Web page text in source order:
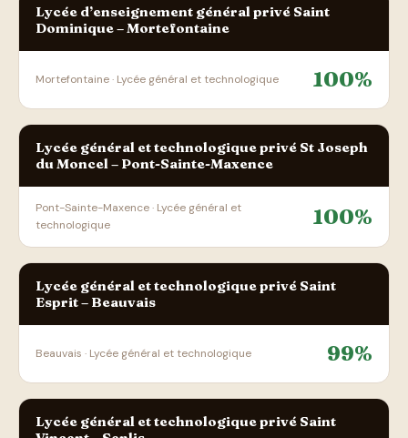
Lycée d’enseignement général privé Saint
Dominique – Mortefontaine
Mortefontaine · Lycée général et technologique 100%
Lycée général et technologique privé St Joseph
du Moncel – Pont-Sainte-Maxence
Pont-Sainte-Maxence · Lycée général et
technologique
100%
Lycée général et technologique privé Saint
Esprit – Beauvais
Beauvais · Lycée général et technologique 99%
Lycée général et technologique privé Saint